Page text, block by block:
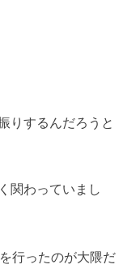
りするんだろうと
関わっていまし
行ったのが大隈だ